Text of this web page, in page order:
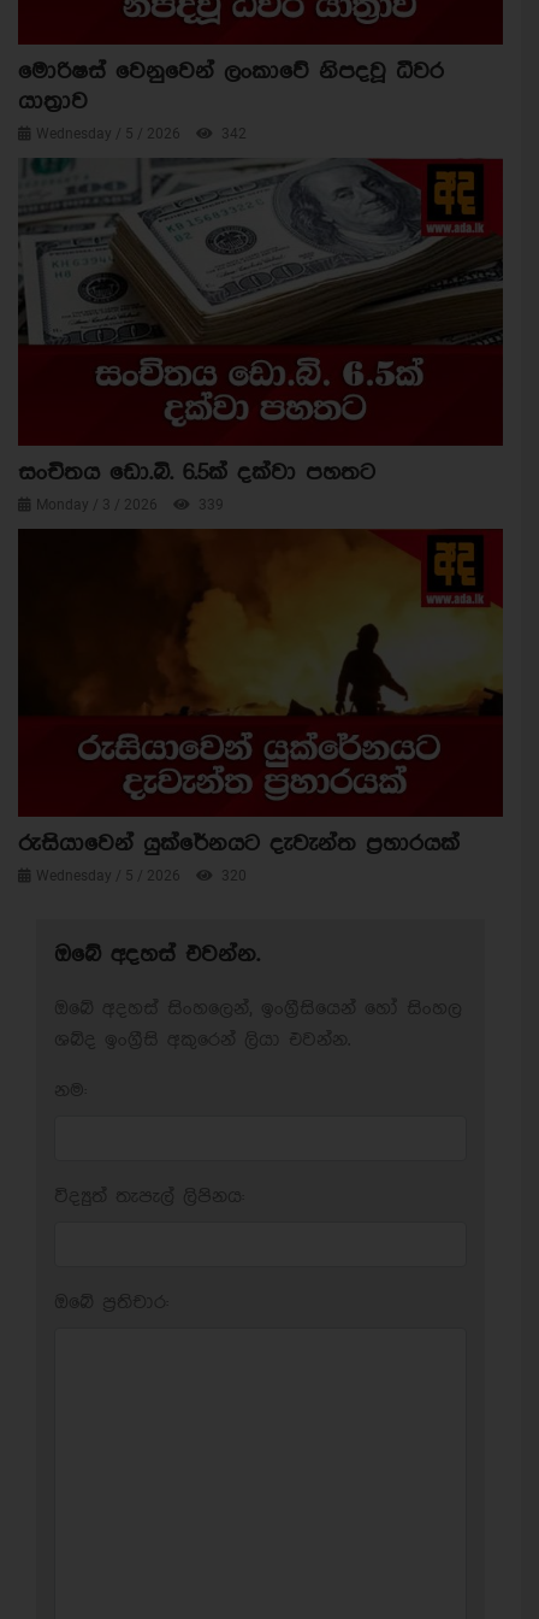
මොරිෂස් වෙනුවෙන් ලංකාවේ නිපදවූ ධීවර
යාත්‍රාව
Wednesday / 5 / 2026 342
සංචිතය ඩො.බි. 6.5ක් දක්වා පහතට
Monday / 3 / 2026 339
රුසියාවෙන් යුක්රේනයට දැවැන්ත ප්‍රහාරයක්
Wednesday / 5 / 2026 320
ඔබේ අදහස් එවන්න.